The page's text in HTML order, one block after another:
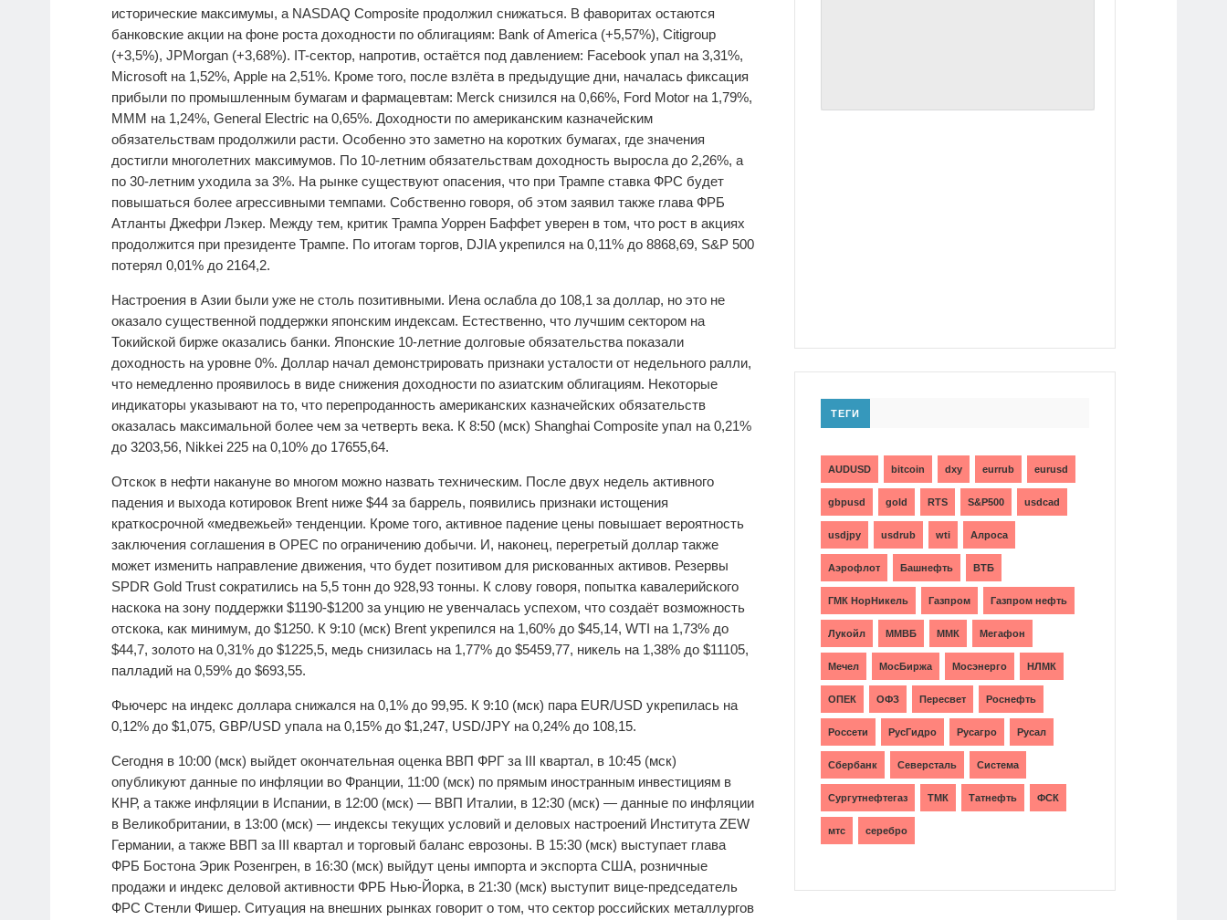
исторические максимумы, а NASDAQ Composite продолжил снижаться. В фаворитах остаются
банковские акции на фоне роста доходности по облигациям: Bank of America (+5,57%), Citigroup
(+3,5%), JPMorgan (+3,68%). IT-сектор, напротив, остаётся под давлением: Facebook упал на 3,31%,
Microsoft на 1,52%, Apple на 2,51%. Кроме того, после взлёта в предыдущие дни, началась фиксация
прибыли по промышленным бумагам и фармацевтам: Merck снизился на 0,66%, Ford Motor на 1,79%,
MMM на 1,24%, General Electric на 0,65%. Доходности по американским казначейским
обязательствам продолжили расти. Особенно это заметно на коротких бумагах, где значения
достигли многолетних максимумов. По 10-летним обязательствам доходность выросла до 2,26%, а
по 30-летним уходила за 3%. На рынке существуют опасения, что при Трампе ставка ФРС будет
повышаться более агрессивными темпами. Собственно говоря, об этом заявил также глава ФРБ
Атланты Джефри Лэкер. Между тем, критик Трампа Уоррен Баффет уверен в том, что рост в акциях
продолжится при президенте Трампе. По итогам торгов, DJIA укрепился на 0,11% до 8868,69, S&P 500
потерял 0,01% до 2164,2.
Настроения в Азии были уже не столь позитивными. Иена ослабла до 108,1 за доллар, но это не
оказало существенной поддержки японским индексам. Естественно, что лучшим сектором на
Токийской бирже оказались банки. Японские 10-летние долговые обязательства показали
доходность на уровне 0%. Доллар начал демонстрировать признаки усталости от недельного ралли,
что немедленно проявилось в виде снижения доходности по азиатским облигациям. Некоторые
индикаторы указывают на то, что перепроданность американских казначейских обязательств
оказалась максимальной более чем за четверть века. К 8:50 (мск) Shanghai Composite упал на 0,21%
до 3203,56, Nikkei 225 на 0,10% до 17655,64.
Отскок в нефти накануне во многом можно назвать техническим. После двух недель активного
падения и выхода котировок Brent ниже $44 за баррель, появились признаки истощения
краткосрочной «медвежьей» тенденции. Кроме того, активное падение цены повышает вероятность
заключения соглашения в OPEC по ограничению добычи. И, наконец, перегретый доллар также
может изменить направление движения, что будет позитивом для рискованных активов. Резервы
SPDR Gold Trust сократились на 5,5 тонн до 928,93 тонны. К слову говоря, попытка кавалерийского
наскока на зону поддержки $1190-$1200 за унцию не увенчалась успехом, что создаёт возможность
отскока, как минимум, до $1250. К 9:10 (мск) Brent укрепился на 1,60% до $45,14, WTI на 1,73% до
$44,7, золото на 0,31% до $1225,5, медь снизилась на 1,77% до $5459,77, никель на 1,38% до $11105,
палладий на 0,59% до $693,55.
Фьючерс на индекс доллара снижался на 0,1% до 99,95. К 9:10 (мск) пара EUR/USD укрепилась на
0,12% до $1,075, GBP/USD упала на 0,15% до $1,247, USD/JPY на 0,24% до 108,15.
Сегодня в 10:00 (мск) выйдет окончательная оценка ВВП ФРГ за III квартал, в 10:45 (мск)
опубликуют данные по инфляции во Франции, 11:00 (мск) по прямым иностранным инвестициям в
КНР, а также инфляции в Испании, в 12:00 (мск) — ВВП Италии, в 12:30 (мск) — данные по инфляции
в Великобритании, в 13:00 (мск) — индексы текущих условий и деловых настроений Института ZEW
Германии, а также ВВП за III квартал и торговый баланс еврозоны. В 15:30 (мск) выступает глава
ФРБ Бостона Эрик Розенгрен, в 16:30 (мск) выйдут цены импорта и экспорта США, розничные
продажи и индекс деловой активности ФРБ Нью-Йорка, в 21:30 (мск) выступит вице-председатель
ФРС Стенли Фишер. Ситуация на внешних рынках говорит о том, что сектор российских металлургов
ТЕГИ
AUDUSD bitcoin dxy eurrub eurusd
gbpusd gold RTS S&P500 usdcad
usdjpy usdrub wti Алроса
Аэрофлот Башнефть ВТБ
ГМК НорНикель Газпром Газпром нефть
Лукойл ММВБ ММК Мегафон
Мечел МосБиржа Мосэнерго НЛМК
ОПЕК ОФЗ Пересвет Роснефть
Россети РусГидро Русагро Русал
Сбербанк Северсталь Система
Сургутнефтегаз ТМК Татнефть ФСК
мтс серебро